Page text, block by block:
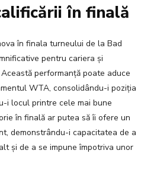
în finală
în finala turneului de la Bad
pentru cariera și
performanță poate aduce
WTA, consolidându-i poziția
i locul printre cele mai bune
în finală ar putea să îi ofere un
demonstrându-i capacitatea de a
și de a se impune împotriva unor